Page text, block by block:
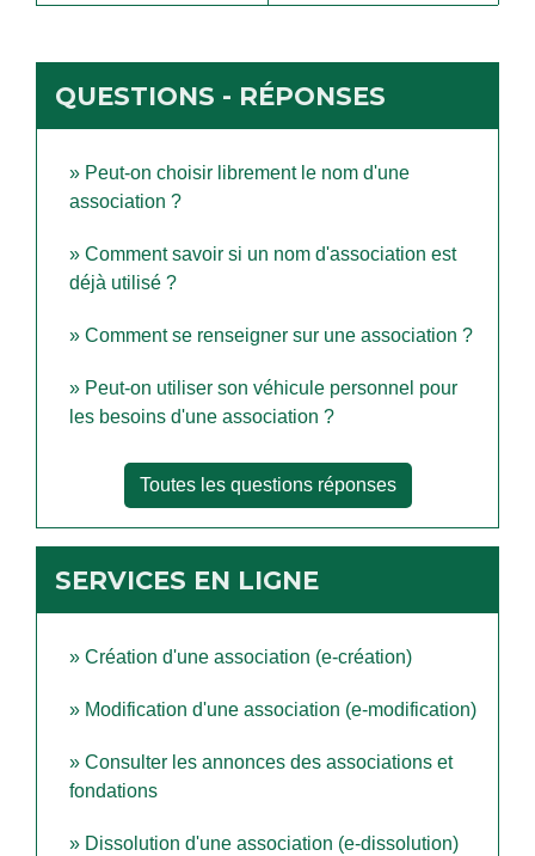
QUESTIONS - RÉPONSES
Peut-on choisir librement le nom d'une
association ?
Comment savoir si un nom d'association est
déjà utilisé ?
Comment se renseigner sur une association ?
Peut-on utiliser son véhicule personnel pour
les besoins d'une association ?
Toutes les questions réponses
SERVICES EN LIGNE
Création d'une association (e-création)
Modification d'une association (e-modification)
Consulter les annonces des associations et
fondations
Dissolution d'une association (e-dissolution)